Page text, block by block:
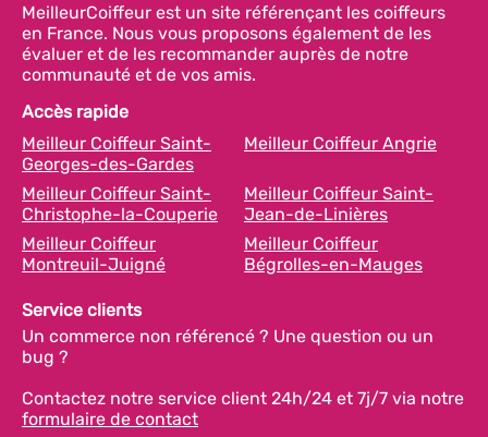
MeilleurCoiffeur est un site référençant les coiffeurs
en France. Nous vous proposons également de les
évaluer et de les recommander auprès de notre
communauté et de vos amis.
Accès rapide
Meilleur Coiffeur Saint-
Georges-des-Gardes
Meilleur Coiffeur Angrie
Meilleur Coiffeur Saint-
Christophe-la-Couperie
Meilleur Coiffeur Saint-
Jean-de-Linières
Meilleur Coiffeur
Montreuil-Juigné
Meilleur Coiffeur
Bégrolles-en-Mauges
Service clients
Un commerce non référencé ? Une question ou un
bug ?
Contactez notre service client 24h/24 et 7j/7 via notre
formulaire de contact